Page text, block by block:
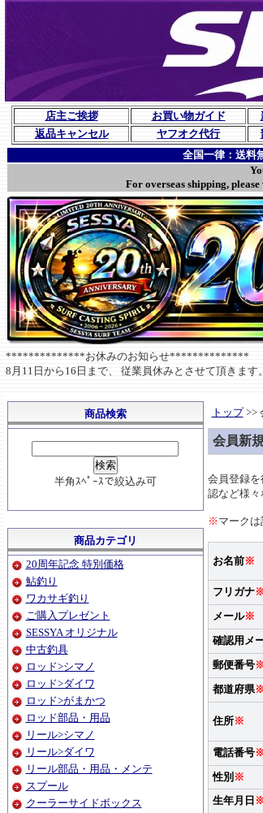
店主ご挨拶 お買い物ガイド
返品キャンセル
ヤフオク代行
全国一律：送料
For overseas shipping,
**************お休みのお知らせ**************
8月11日から16日まで、 従業員休みとさせて頂きま
商品検索
半角ｽﾍﾟｰｽで絞込み可
商品カテゴリ
20周年記念 特別価格
鮎釣り
ワカサギ釣り
ご購入プレゼント
SESSYA オリジナル
中古釣具
ロッド>シマノ
ロッド>ダイワ
ロッド>がまかつ
ロッド部品・用品
リール>シマノ
リール>ダイワ
リール部品・用品・メンテ
スプール
クーラーサイドボックス
トップ>>
会員新
会員登録
認など様々
※ マークは
お名前※
フリガナ
メール※
確認用メ
郵便番号
都道府県
住所※
電話番号
性別 ※
生年月日